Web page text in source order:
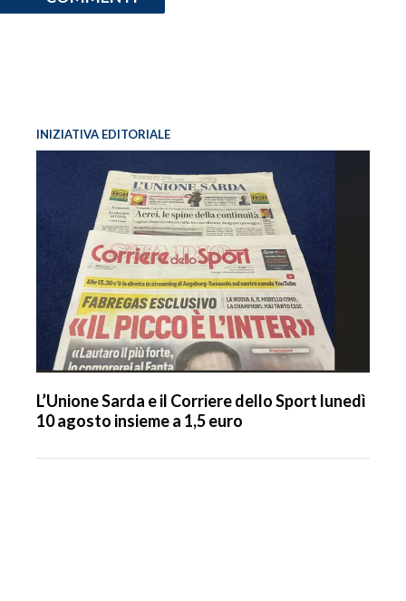
INIZIATIVA EDITORIALE
L’Unione Sarda e il Corriere dello Sport lunedì
10 agosto insieme a 1,5 euro